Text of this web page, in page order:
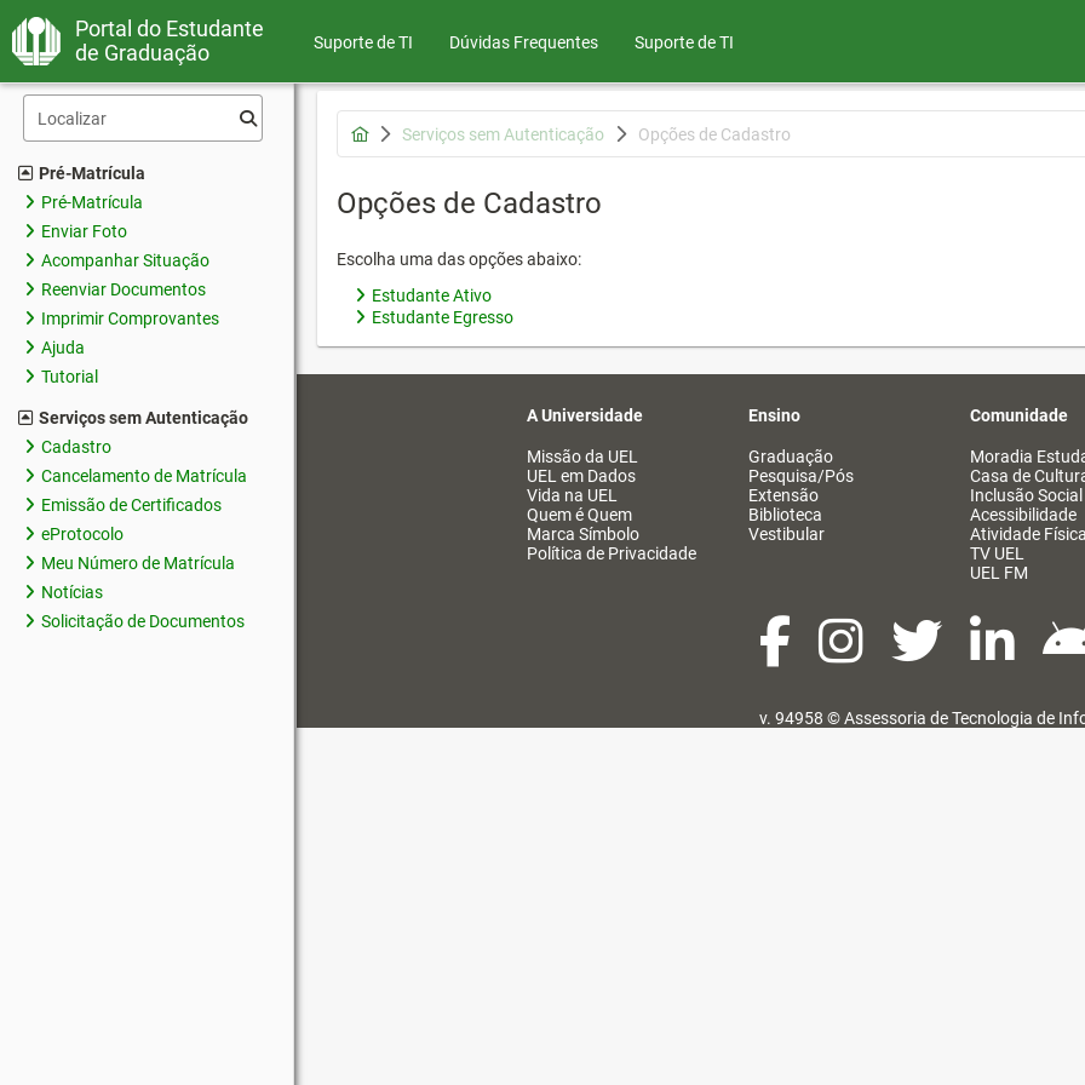
Portal do Estudante
de Graduação
Suporte de TI Dúvidas Frequentes Suporte de TI
Pré-Matrícula
Pré-Matrícula
Enviar Foto
Acompanhar Situação
Reenviar Documentos
Imprimir Comprovantes
Ajuda
Tutorial
Serviços sem Autenticação
Cadastro
Cancelamento de Matrícula
Emissão de Certificados
eProtocolo
Meu Número de Matrícula
Notícias
Solicitação de Documentos
Serviços sem Autenticação Opções de Cadastro
Opções de Cadastro
Escolha uma das opções abaixo:
Estudante Ativo
Estudante Egresso
A Universidade
Missão da UEL
UEL em Dados
Vida na UEL
Quem é Quem
Marca Símbolo
Política de Privacidade
Ensino
Graduação
Pesquisa/Pós
Extensão
Biblioteca
Vestibular
Comunidade
Moradia
Casa de
Inclusão Social
Acessibilidade
Atividade Física
TV UEL
UEL FM
v. 94958 ©Assessoria de Tecnologia de